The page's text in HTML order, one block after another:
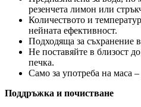
резенчета лимон или
Количеството и
нейната ефективност.
Подходяща за съхранение
Не поставяйте в близост
печка.
Само за употреба на маса
Поддръжка и почистване